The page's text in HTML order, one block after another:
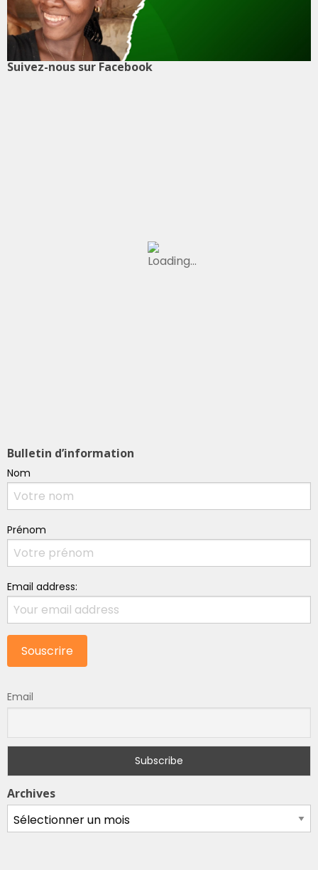
Suivez-nous sur Facebook
Bulletin d’information
Nom
Prénom
Email address:
Email
Archives
Archives